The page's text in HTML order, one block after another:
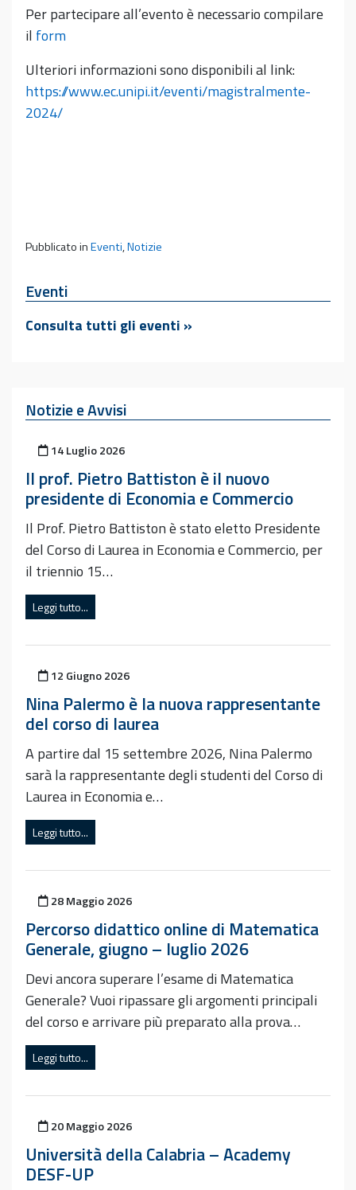
Per partecipare all’evento è necessario compilare
il form
Ulteriori informazioni sono disponibili al link:
https://www.ec.unipi.it/eventi/magistralmente-
2024/
Pubblicato inEventi,Notizie
Eventi
Consulta tutti gli eventi »
Notizie e Avvisi
Pubblicato il
14 Luglio 2026
Il prof. Pietro Battiston è il nuovo
presidente di Economia e Commercio
Il Prof. Pietro Battiston è stato eletto Presidente
del Corso di Laurea in Economia e Commercio, per
il triennio 15…
Leggi tutto...
Pubblicato il
12 Giugno 2026
Nina Palermo è la nuova rappresentante
del corso di laurea
A partire dal 15 settembre 2026, Nina Palermo
sarà la rappresentante degli studenti del Corso di
Laurea in Economia e…
Leggi tutto...
Pubblicato il
28 Maggio 2026
Percorso didattico online di Matematica
Generale, giugno – luglio 2026
Devi ancora superare l’esame di Matematica
Generale? Vuoi ripassare gli argomenti principali
del corso e arrivare più preparato alla prova…
Leggi tutto...
Pubblicato il
20 Maggio 2026
Università della Calabria – Academy
DESF-UP